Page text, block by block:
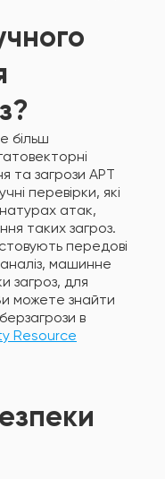
більш
та загрози APT
перевірки, які
атак,
таких загроз.
передові
аналіз, машинне
загроз, для
можете знайти
в
Resource